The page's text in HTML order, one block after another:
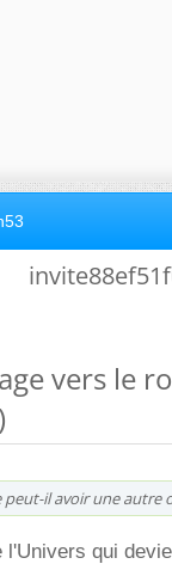
vers le
peut-il avoir une autre
l'Univers qui